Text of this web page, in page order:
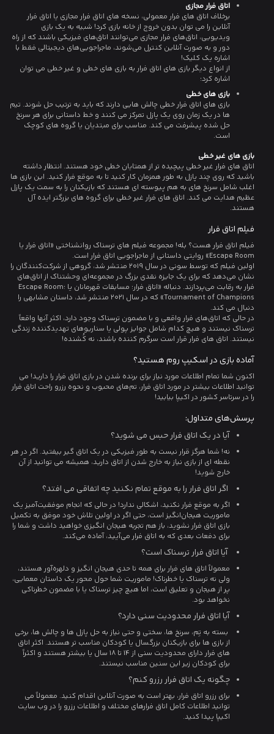
اتاق فرار مجازی
برخلاف اتاق های فرار معمولی، نسخه های اتاق فرار مجازی یا اتاق فرار
آنلاین را می توان بدون خروج از خانه بازی کرد! شبیه به یک بازی
ویدیویی، اتاق‌های فرار مجازی می‌توانند اتاق‌های فیزیکی باشند که از راه
دور و به صورت آنلاین کنترل می‌شوند، ماجراجویی‌های دیجیتالی فقط با
اشاره یک کلیک!
از انواع دیگر بازی های اتاق فرار به بازی های خطی و غیر خطی می توان
اشاره کرد:
بازی های خطی
بازی های اتاق فرار خطی چالش هایی دارند که باید به ترتیب حل شوند. تیم
ها در یک زمان روی یک پازل تمرکز می کنند و خط داستانی برای هر سرنخ
حل شده پیشرفت می کند. مناسب برای مبتدیان یا گروه های کوچک
است.
بازی های غیر خطی
اتاق های فرار غیر خطی پیچیده تر از همتایان خطی خود هستند. انتظار داشته
باشید که روی چند پازل به طور همزمان کار کنید تا به موقع فرار کنید. این بازی ها
اغلب شامل سرنخ های به هم پیوسته ای هستند که بازیکنان را به سمت یک پازل
عظیم هدایت می کند. اتاق های فرار غیر خطی برای گروه های بزرگتر ایده آل
هستند.
فیلم اتاق فرار
فیلم اتاق فرار هست؟ بله! مجموعه فیلم های ترسناک روانشناختی «اتاق فرار یا
Escape Room» روایتی داستانی از ماجراجویی اتاق فرار است.
اولین فیلم که توسط سونی در سال 2019 منتشر شد، گروهی از شرکت‌کنندگان را
نشان می‌دهد که برای یک جایزه نقدی بزرگ در مجموعه‌ای وحشتناک از اتاق‌های
فرار به رقابت می‌پردازند. دنباله «اتاق فرار: مسابقات قهرمانان یا Escape Room:
Tournament of Champions» که در سال 2021 منتشر شد، داستان مشابهی را
دنبال می کند.
در حالی که اتاق‌های فرار واقعی و با مضمون ترسناک وجود دارد، اکثر آنها واقعاً
ترسناک نیستند و هیچ کدام شامل جوایز پولی یا سناریوهای تهدیدکننده زندگی
نیستند. اتاق های فرار قرار است سرگرم کننده باشند، نه کُشنده!
آماده بازی در اسکیپ روم هستید؟
اکنون شما تمام اطلاعات مورد نیاز برای برنده شدن در بازی اتاق فرار را دارید! می
توانید اطلاعات بیشتر در مورد اتاق فرار، تم‌های محبوب و نحوه رزرو راحت اتاق فرار
را در سرتاسر کشور در اکیپا بیابید!
پرسش‌های متداول:
آیا در یک اتاق فرار حبس می شوید؟
نه! شما هرگز قرار نیست به طور فیزیکی در یک اتاق گیر بیفتید. اگر در هر
نقطه ای از بازی نیاز به خارج شدن از اتاق دارید، همیشه می توانید از آن
خارج شوید!
اگر اتاق فرار را به موقع تمام نکنید چه اتفاقی می افتد؟
اگر به موقع فرار نکنید، اشکالی ندارد! در حالی که انجام موفقیت‌آمیز یک
ماموریت هیجان‌انگیز است، حتی اگر در اولین تلاش خود موفق به تکمیل
بازی اتاق فرار نشوید، باز هم تجربه هیجان انگیزی خواهید داشت و شما را
برای دفعات بعدی که به اتاق فرار می‌آیید، آماده می‌کند.
آیا اتاق فرار ترسناک است؟
معمولاً اتاق های فرار برای همه تا حدی هیجان انگیز و دلهره‌آور هستند،
ولی نه ترسناک یا خطرناک! ماموریت شما حول محور یک داستان معمایی،
پر از هیجان و تعلیق است، اما هیچ چیز ترسناک یا با مضمون خطرناکی
نخواهد بود.
آیا اتاق فرار محدودیت سنی دارد؟
بسته به تِم، سرنخ ها، سختی و حتی نیاز به حل پازل ها و چالش ها، برخی
از بازی ها برای بازیکنان بزرگسال یا کودکان مناسب تر هستند. اکثر اتاق
های فرار دارای محدودیت سنی از 14 تا 18 سال یا بیشتر هستند و اکثراً
برای کودکان زیر این سنین مناسب نیستند.
چگونه یک اتاق فرار رزرو کنم؟
برای رزرو اتاق فرار، بهتر است به صورت آنلاین اقدام کنید. معمولاً می
توانید اطلاعات کامل اتاق فرارهای مختلف و اطلاعات رزرو را در وب سایت
اکیپا پیدا کنید.